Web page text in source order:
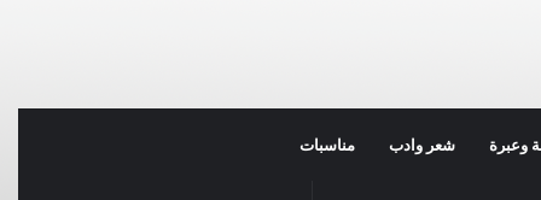
وعبرة شعر وادب مناسبات